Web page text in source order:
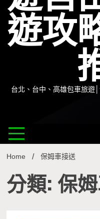
遊攻
台北、台中、高雄包車旅遊
Home 保姆車接送
分類: 保